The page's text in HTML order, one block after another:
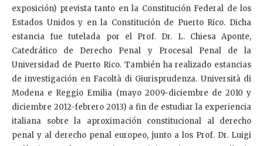
exposición) prevista tanto en la Constitución Federal de los
Estados Unidos y en la Constitución de Puerto Rico. Dicha
estancia fue tutelada por el Prof. Dr. L. Chiesa Aponte,
Catedrático de Derecho Penal y Procesal Penal de la
Universidad de Puerto Rico. También ha realizado estancias
de investigación en Facoltà di Giurisprudenza. Università di
Modena e Reggio Emilia (mayo 2009-diciembre de 2010 y
diciembre 2012-febrero 2013) a fin de estudiar la experiencia
italiana sobre la aproximación constitucional al derecho
penal y al derecho penal europeo, junto a los Prof. Dr. Luigi